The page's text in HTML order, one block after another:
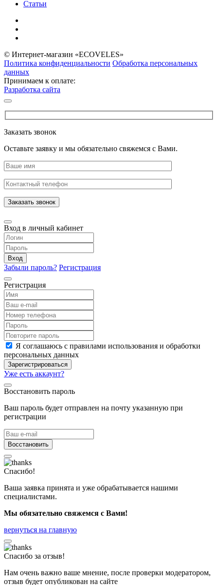
Статьи
© Интернет-магазин «ECOVELES»
Политика конфиденциальности Обработка персональных
данных
Принимаем к оплате:
Разработка сайта
Заказать звонок
Оставьте заявку и мы обязательно свяжемся с Вами.
Заказать звонок
Вход в личный кабинет
Вход
Забыли пароль? Регистрация
Регистрация
Я соглашаюсь с правилами использования и обработки
персональных данных
Зарегистрироваться
Уже есть аккаунт?
Восстановить пароль
Ваш пароль будет отправлен на почту указанную при
регистрации
Восстановить
Спасибо!
Ваша заявка принята и уже обрабатывается нашими
специалистами.
Мы обязательно свяжемся с Вами!
вернуться на главную
Спасибо за отзыв!
Нам очень важно ваше мнение, после проверки модератором,
отзыв будет опубликован на сайте